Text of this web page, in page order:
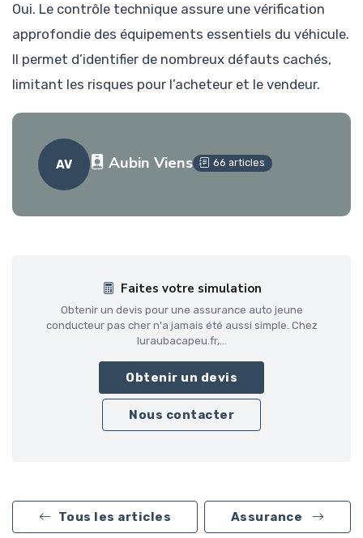
Oui. Le contrôle technique assure une vérification
approfondie des équipements essentiels du véhicule.
Il permet d’identifier de nombreux défauts cachés,
limitant les risques pour l’acheteur et le vendeur.
AV Aubin Viens 66 articles
Faites votre simulation
Obtenir un devis pour une assurance auto jeune
conducteur pas cher n'a jamais été aussi simple. Chez
luraubacapeu.fr,...
Obtenir un devis
Nous contacter
Tous les articles Assurance